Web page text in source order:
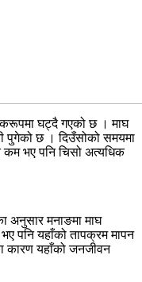
घट्दै गएको छ । माघ
पुगेको छ । दिउँसोको समयमा
कम भए पनि चिसो अत्यधिक
अनुसार मनाङमा माघ
पनि यहाँको तापक्रम मापन
कारण यहाँको जनजीवन